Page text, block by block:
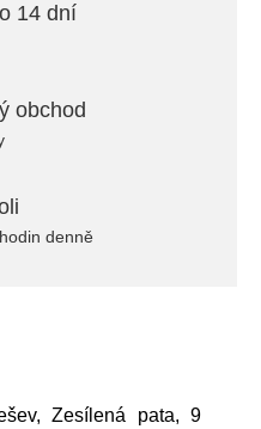
14 dní
obchod
denně
Zesílená pata, 9